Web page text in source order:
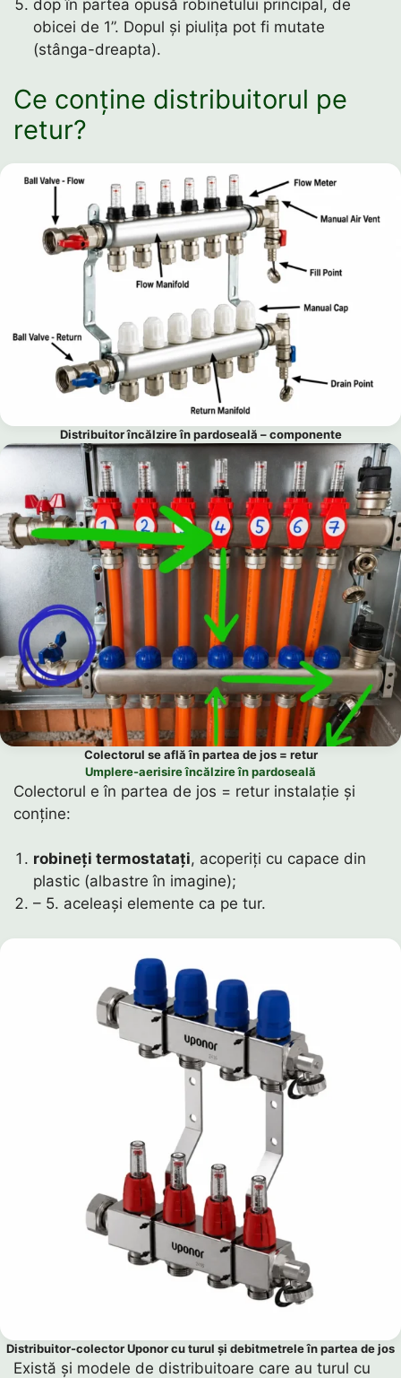
dop în partea opusă robinetului principal, de
obicei de 1”. Dopul și piulița pot fi mutate
(stânga-dreapta).
Ce conține distribuitorul pe
retur?
Distribuitor încălzire în pardoseală – componente
Colectorul se află în partea de jos = retur
Umplere-aerisire încălzire în pardoseală
Colectorul e în partea de jos = retur instalație și
conține:
robineți termostatați, acoperiți cu capace din
plastic (albastre în imagine);
– 5. aceleași elemente ca pe tur.
Distribuitor-colector Uponor cu turul și debitmetrele în partea de jos
Există și modele de distribuitoare care au turul cu